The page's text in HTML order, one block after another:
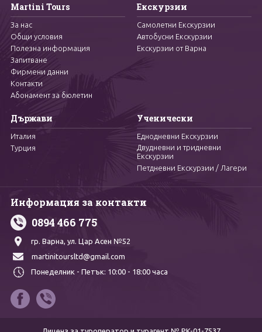
Martini Tours
За нас
Общи условия
Полезна информация
Запитване
Фирмени данни
Контакти
Абонамент за бюлетин
Екскурзии
Самолетни Екскурзии
Автобусни Екскурзии
Екскурзии от Варна
Държави
Италия
Турция
Ученически
Еднодневни Екскурзии
Двудневни и тридневни
Екскурзии
Петдневни Екскурзии / Лагери
Информация за контакти
0894 466 775
гр. Варна, ул. Цар Асен №52
martinitoursltd@gmail.com
Понеделник - Петък: 10:00 - 18:00 часа